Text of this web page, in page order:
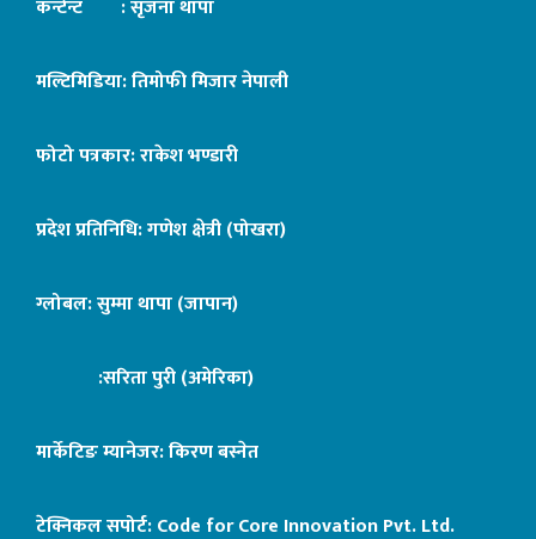
कन्टेन्ट : सृजना थापा
मल्टिमिडिया: तिमोफी मिजार नेपाली
फोटो पत्रकार: राकेश भण्डारी
प्रदेश प्रतिनिधि: गणेश क्षेत्री (पोखरा)
ग्लोबल: सुम्मा थापा (जापान)
:सरिता पुरी (अमेरिका)
मार्केटिङ म्यानेजर: किरण बस्नेत
टेक्निकल सपोर्ट:Code for Core Innovation Pvt. Ltd.